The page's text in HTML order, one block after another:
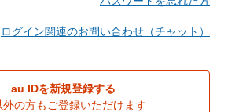
ログイン関連のお問い合わせ（チャット）
au IDを新規登録する
外の方もご登録いただけます